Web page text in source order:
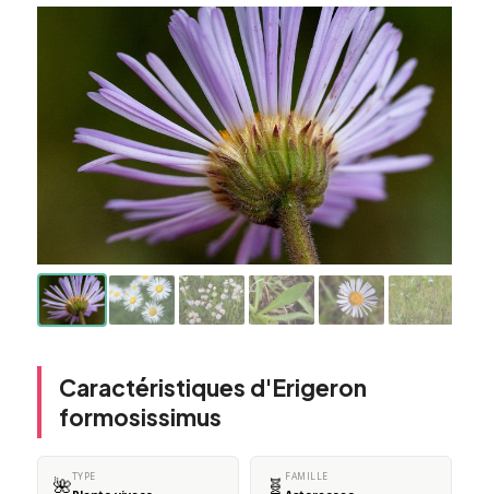
Caractéristiques d'Erigeron
formosissimus
🌺TYPE 🧬 FAMILLE